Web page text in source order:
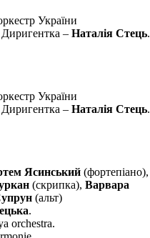
України
– Наталія Стець.
України
– Наталія Стець.
Ясинський (фортепіано),
(скрипка), Варвара
(альт)
.
orchestra.